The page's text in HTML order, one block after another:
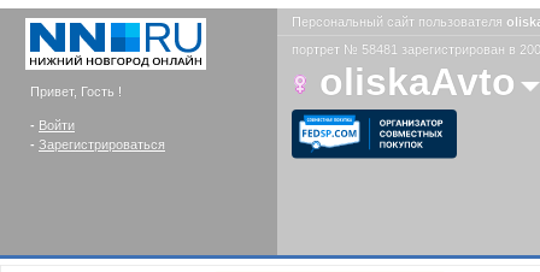
Привет, Гость !
- Войти
- Зарегистрироваться
Персональный сайт пользователя
портрет № 58481 зарегистрирован в
oliskaAvto